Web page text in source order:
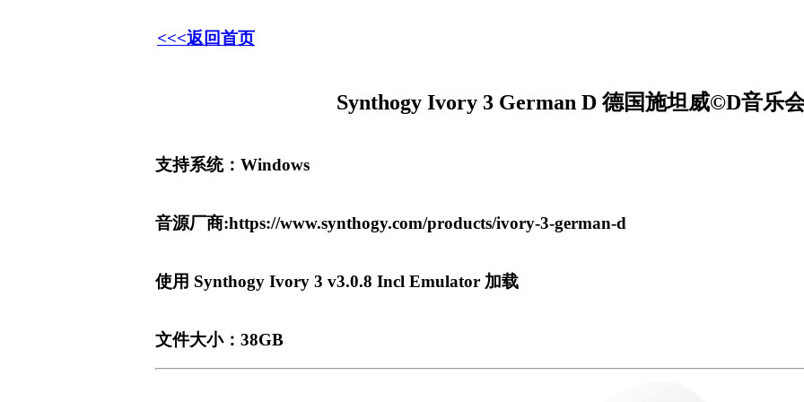
<<<返回首页
Synthogy Ivory 3 German D 德国施坦威©D音乐
支持系统：Windows
音源厂商:https://www.synthogy.com/products/ivory-3-german-d
使用 Synthogy Ivory 3 v3.0.8 Incl Emulator 加载
文件大小：38GB